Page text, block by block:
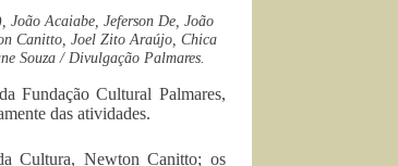
João Acaiabe, Jeferson De, João
Canitto, Joel Zito Araújo, Chica
Souza / Divulgação Palmares.
Fundação Cultural Palmares,
das atividades.
Cultura, Newton Canitto; os